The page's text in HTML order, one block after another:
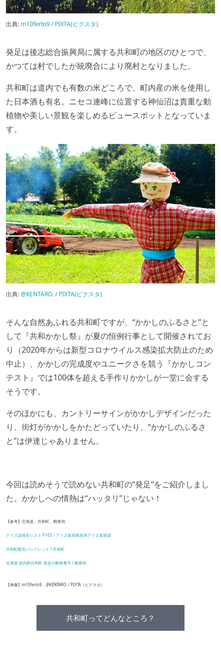
出典: m10ferto9 / PIXTA(ピクスタ)
発足は後志総合振興局に属する共和町の地区のひとつで、
かつては村でしたが統廃合により廃村となりました。
共和町は道内でも有数の米どころで、町内産の米を使用し
た日本酒も有名。ニセコ連峰に位置する神仙沼は貴重な動
植物や美しい景観を楽しめるビュースポットとなっていま
す。
出典:@KENTARO. / PIXTA(ピクスタ)
そんな自然あふれる共和町ですが、“かかしのふるさと”と
して『共和かかし祭』が夏の恒例行事として開催されてお
り（2020年からは新型コロナウイルス感染拡大防止のため
中止）、かかしの完成度やユニークさを競う『かかしコン
テスト』では100体を超える手作りかかしが一堂に会する
そうです。
そのほかにも、カントリーサインがかかしデザインだった
り、街灯がかかしをかたどっていたり、“かかしのふるさ
と”は伊達じゃありません。
今回は読めそうで読めない共和町の“発足”をご紹介しまし
た。かかしへの情熱は“ハッタリ”じゃない！
【参考】北海道、共和町、郵便局
アイヌ語地名リスト P103 / アイヌ政策推進局アイヌ政策課
共和町観光パンフレット / 共和町
北海道 岩内郡共和町 発足の郵便番号 / 郵便局
【画像】m10ferto9、@KENTARO. / PIXTA（ピクスタ）
共和町ってどんなところ？